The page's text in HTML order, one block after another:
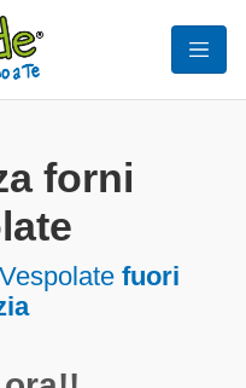
forni
fuori